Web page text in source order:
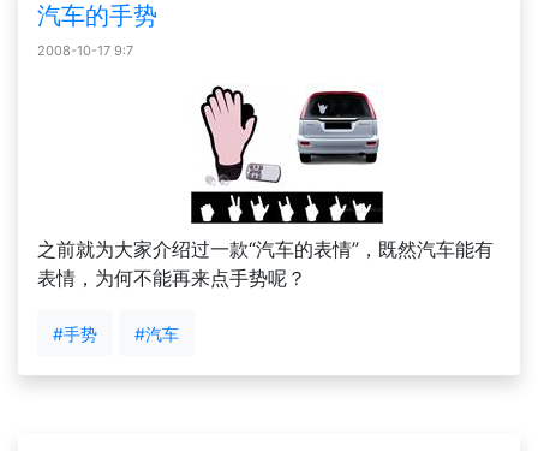
汽车的手势
2008-10-17 9:7
之前就为大家介绍过一款“汽车的表情”，既然汽车能有
表情，为何不能再来点手势呢？
#手势 #汽车